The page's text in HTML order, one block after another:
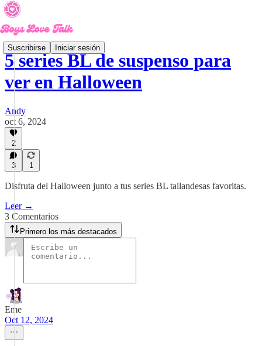
Suscribirse Iniciar sesión
5 series BL de suspenso para
ver en Halloween
Andy
oct 6, 2024
2
3 1
Disfruta del Halloween junto a tus series BL tailandesas favoritas.
Leer →
3 Comentarios
Primero los más destacados
Eme
Oct 12, 2024